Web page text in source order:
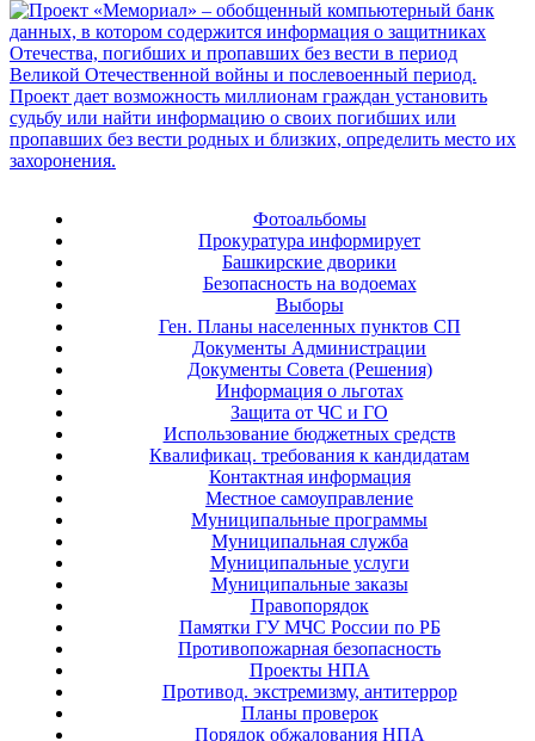
Фотоальбомы
Прокуратура информирует
Башкирские дворики
Безопасность на водоемах
Выборы
Ген. Планы населенных пунктов СП
Документы Администрации
Документы Совета (Решения)
Информация о льготах
Защита от ЧС и ГО
Использование бюджетных средств
Квалификац. требования к кандидатам
Контактная информация
Местное самоуправление
Муниципальные программы
Муниципальная служба
Муниципальные услуги
Муниципальные заказы
Правопорядок
Памятки ГУ МЧС России по РБ
Противопожарная безопасность
Проекты НПА
Противод. экстремизму, антитеррор
Планы проверок
Порядок обжалования НПА